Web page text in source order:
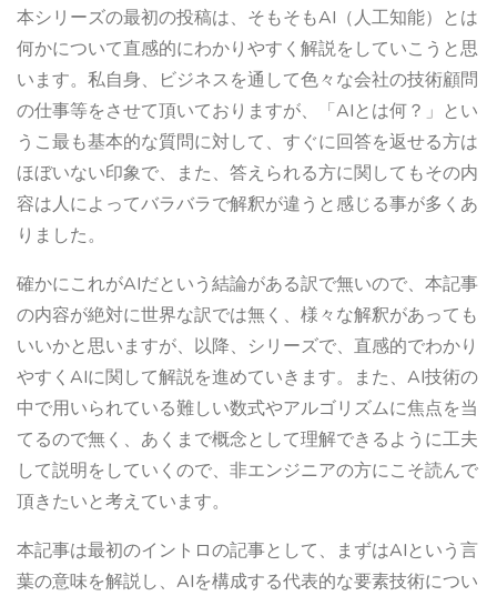
本シリーズの最初の投稿は、そもそもAI（人工知能）とは
何かについて直感的にわかりやすく解説をしていこうと思
います。私自身、ビジネスを通して色々な会社の技術顧問
の仕事等をさせて頂いておりますが、「AIとは何？」とい
うこ最も基本的な質問に対して、すぐに回答を返せる方は
ほぼいない印象で、また、答えられる方に関してもその内
容は人によってバラバラで解釈が違うと感じる事が多くあ
りました。
確かにこれがAIだという結論がある訳で無いので、本記事
の内容が絶対に世界な訳では無く、様々な解釈があっても
いいかと思いますが、以降、シリーズで、直感的でわかり
やすくAIに関して解説を進めていきます。また、AI技術の
中で用いられている難しい数式やアルゴリズムに焦点を当
てるので無く、あくまで概念として理解できるように工夫
して説明をしていくので、非エンジニアの方にこそ読んで
頂きたいと考えています。
本記事は最初のイントロの記事として、まずはAIという言
葉の意味を解説し、AIを構成する代表的な要素技術につい